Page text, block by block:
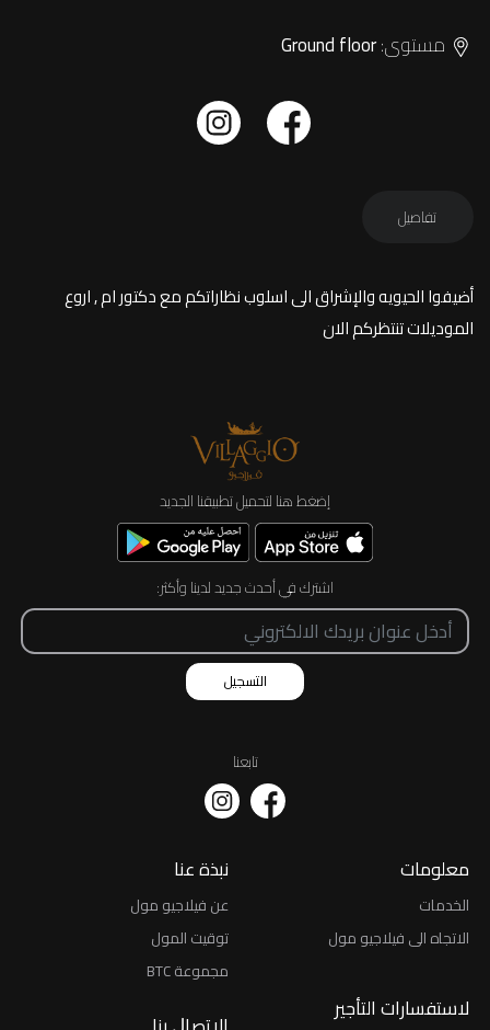
مستوى:Ground floor
تفاصيل
أضيفوا الحيويه والإشراق الى اسلوب نظاراتكم مع دكتور ام , اروع
الموديلات تنتظركم الان
إضغط هنا لتحميل تطبيقنا الجديد
اشترك في أحدث جديد لدينا وأكثر:
التسجيل
تابعنا
معلومات
الخدمات
الاتجاه الى فيلاجيو مول
نبذة عنا
عن فيلاجيو مول
توقيت المول
مجموعة BTC
لاستفسارات التأجير